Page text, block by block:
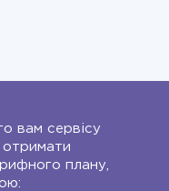
вам сервісу
отримати
плану,